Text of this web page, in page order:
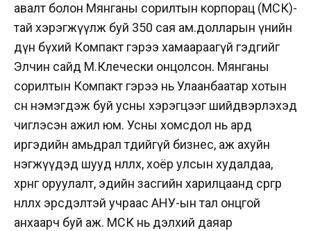
авалт болон Мянганы сорилтын корпорац (МСК)-
тай хэрэгжүүлж буй 350 сая ам.долларын үнийн
дүн бүхий Компакт гэрээ хамаараагүй гэдгийг
Элчин сайд М.Клечески онцолсон. Мянганы
сорилтын Компакт гэрээ нь Улаанбаатар хотын
өсөн нэмэгдэж буй усны хэрэгцээг шийдвэрлэхэд
чиглэсэн ажил юм. Усны хомсдол нь ард
иргэдийн амьдрал төдийгүй бизнес, аж ахуйн
нэгжүүдэд шууд нөлөөлөх, хоёр улсын худалдаа,
хөрөнгө оруулалт, эдийн засгийн харилцаанд сөргөөр
нөлөөлөх эрсдэлтэй учраас АНУ-ын тал онцгой
анхаарч буй аж. МСК нь дэлхий даяар